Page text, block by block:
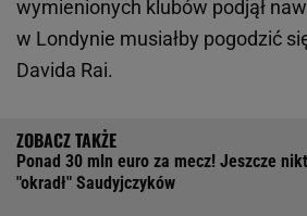
wymienionych klubów podjął
w Londynie musiałby pogodzić
Davida Rai.
Ponad 30 mln euro za mecz! Jeszcze
"okradł" Saudyjczyków